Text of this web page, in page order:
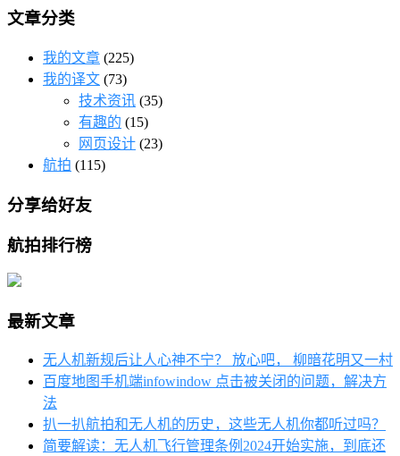
文章分类
我的文章 (225)
我的译文 (73)
技术资讯 (35)
有趣的 (15)
网页设计 (23)
航拍 (115)
分享给好友
航拍排行榜
最新文章
无人机新规后让人心神不宁？ 放心吧， 柳暗花明又一村
百度地图手机端infowindow 点击被关闭的问题，解决方
法
扒一扒航拍和无人机的历史，这些无人机你都听过吗？
简要解读：无人机飞行管理条例2024开始实施，到底还